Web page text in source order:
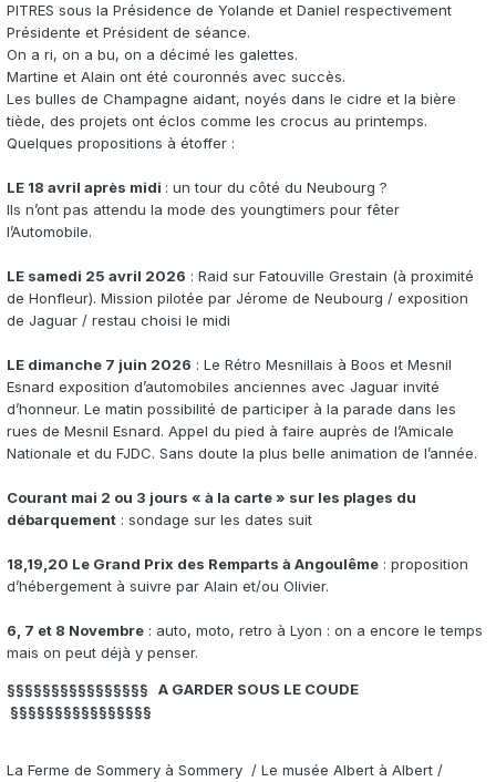
PITRES sous la Présidence de Yolande et Daniel respectivement
Présidente et Président de séance.
On a ri, on a bu, on a décimé les galettes.
Martine et Alain ont été couronnés avec succès.
Les bulles de Champagne aidant, noyés dans le cidre et la bière
tiède, des projets ont éclos comme les crocus au printemps.
Quelques propositions à étoffer :
LE 18 avril après midi : un tour du côté du Neubourg ?
Ils n’ont pas attendu la mode des youngtimers pour fêter
l’Automobile.
LE samedi 25 avril 2026 : Raid sur Fatouville Grestain (à proximité
de Honfleur). Mission pilotée par Jérome de Neubourg / exposition
de Jaguar / restau choisi le midi
LE dimanche 7 juin 2026 : Le Rétro Mesnillais à Boos et Mesnil
Esnard exposition d’automobiles anciennes avec Jaguar invité
d’honneur. Le matin possibilité de participer à la parade dans les
rues de Mesnil Esnard. Appel du pied à faire auprès de l’Amicale
Nationale et du FJDC. Sans doute la plus belle animation de l’année.
Courant mai 2 ou 3 jours « à la carte » sur les plages du
débarquement : sondage sur les dates suit
18,19,20 Le Grand Prix des Remparts à Angoulême : proposition
d’hébergement à suivre par Alain et/ou Olivier.
6, 7 et 8 Novembre : auto, moto, retro à Lyon : on a encore le temps
mais on peut déjà y penser.
§§§§§§§§§§§§§§§§ A GARDER SOUS LE COUDE
§§§§§§§§§§§§§§§§
La Ferme de Sommery à Sommery / Le musée Albert à Albert /